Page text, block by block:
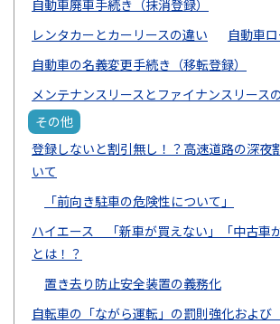
自動車廃車手続き（抹消登録）
レンタカーとカーリースの違い
自動車
自動車の名義変更手続き（移転登録）
メンテナンスリースとファイナンスリース
その他
登録しないと割引無し！？高速道路の深夜
いて
「前向き駐車の危険性について」
ハイエース 「新車が買えない」「中古車
とは！？
置き去り防止安全装置の義務化
自転車の「ながら運転」の罰則強化および